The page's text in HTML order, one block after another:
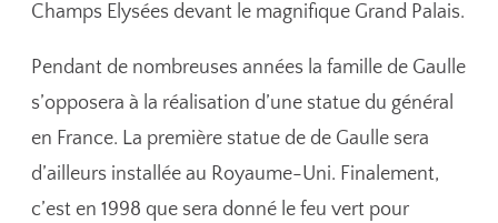
Champs Elysées devant le magnifique Grand Palais.
Pendant de nombreuses années la famille de Gaulle
s’opposera à la réalisation d’une statue du général
en France. La première statue de de Gaulle sera
d’ailleurs installée au Royaume-Uni. Finalement,
c’est en 1998 que sera donné le feu vert pour